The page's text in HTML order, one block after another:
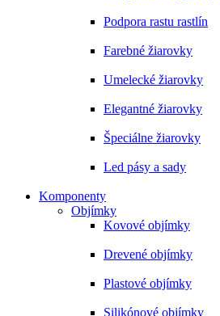
Podpora rastu rastlín
Farebné žiarovky
Umelecké žiarovky
Elegantné žiarovky
Špeciálne žiarovky
Led pásy a sady
Komponenty
Objímky
Kovové objímky
Drevené objímky
Plastové objímky
Silikónové objímky